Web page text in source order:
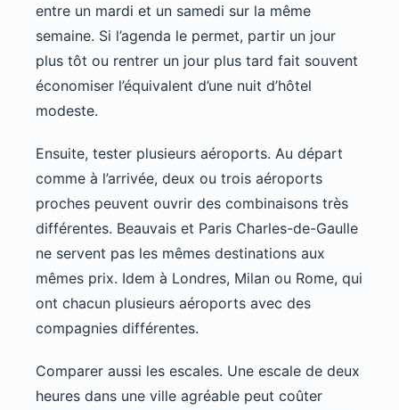
entre un mardi et un samedi sur la même
semaine. Si l’agenda le permet, partir un jour
plus tôt ou rentrer un jour plus tard fait souvent
économiser l’équivalent d’une nuit d’hôtel
modeste.
Ensuite, tester plusieurs aéroports. Au départ
comme à l’arrivée, deux ou trois aéroports
proches peuvent ouvrir des combinaisons très
différentes. Beauvais et Paris Charles-de-Gaulle
ne servent pas les mêmes destinations aux
mêmes prix. Idem à Londres, Milan ou Rome, qui
ont chacun plusieurs aéroports avec des
compagnies différentes.
Comparer aussi les escales. Une escale de deux
heures dans une ville agréable peut coûter